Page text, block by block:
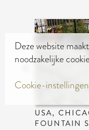
USA,
FOUNTAIN
Deze website
noodzakelijke
Cookie-instellingen